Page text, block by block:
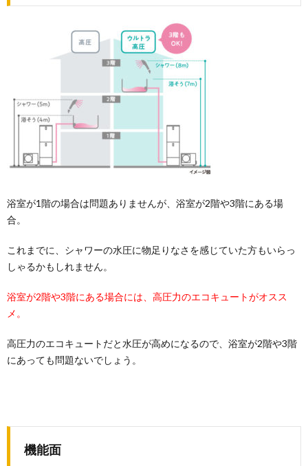
浴室が1階の場合は問題ありませんが、浴室が2階や3階にある場
合。
これまでに、シャワーの水圧に物足りなさを感じていた方もいらっ
しゃるかもしれません。
浴室が2階や3階にある場合には、高圧力のエコキュートがオスス
メ。
高圧力のエコキュートだと水圧が高めになるので、浴室が2階や3階
にあっても問題ないでしょう。
機能面